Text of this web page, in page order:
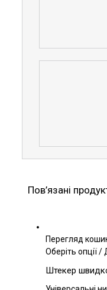
Пов’язані
Перегляд
Оберіть опції/
Штекер